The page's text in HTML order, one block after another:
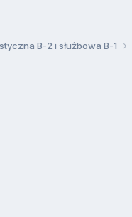
B-2 i służbowa B-1